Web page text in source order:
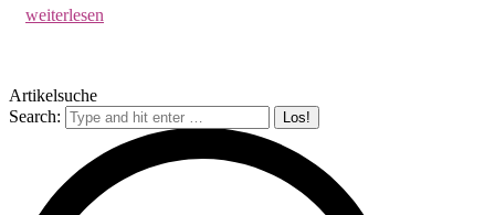
weiterlesen
Artikelsuche
Search: